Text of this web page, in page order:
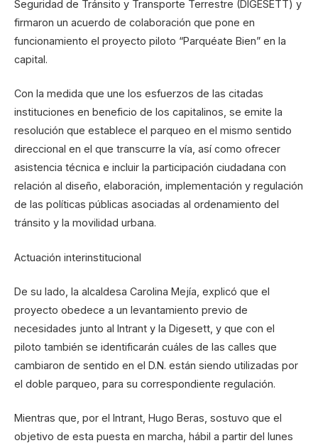
Seguridad de Tránsito y Transporte Terrestre (DIGESETT) y
firmaron un acuerdo de colaboración que pone en
funcionamiento el proyecto piloto “Parquéate Bien” en la
capital.
Con la medida que une los esfuerzos de las citadas
instituciones en beneficio de los capitalinos, se emite la
resolución que establece el parqueo en el mismo sentido
direccional en el que transcurre la vía, así como ofrecer
asistencia técnica e incluir la participación ciudadana con
relación al diseño, elaboración, implementación y regulación
de las políticas públicas asociadas al ordenamiento del
tránsito y la movilidad urbana.
Actuación interinstitucional
De su lado, la alcaldesa Carolina Mejía, explicó que el
proyecto obedece a un levantamiento previo de
necesidades junto al Intrant y la Digesett, y que con el
piloto también se identificarán cuáles de las calles que
cambiaron de sentido en el D.N. están siendo utilizadas por
el doble parqueo, para su correspondiente regulación.
Mientras que, por el Intrant, Hugo Beras, sostuvo que el
objetivo de esta puesta en marcha, hábil a partir del lunes